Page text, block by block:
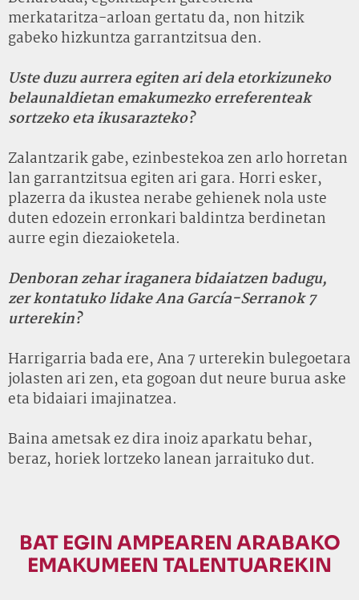
merkataritza-arloan gertatu da, non hitzik
gabeko hizkuntza garrantzitsua den.
Uste duzu aurrera egiten ari dela etorkizuneko
belaunaldietan emakumezko erreferenteak
sortzeko eta ikusarazteko?
Zalantzarik gabe, ezinbestekoa zen arlo horretan
lan garrantzitsua egiten ari gara. Horri esker,
plazerra da ikustea nerabe gehienek nola uste
duten edozein erronkari baldintza berdinetan
aurre egin diezaioketela.
Denboran zehar iraganera bidaiatzen badugu,
zer kontatuko lidake Ana García-Serranok 7
urterekin?
Harrigarria bada ere, Ana 7 urterekin bulegoetara
jolasten ari zen, eta gogoan dut neure burua aske
eta bidaiari imajinatzea.
Baina ametsak ez dira inoiz aparkatu behar,
beraz, horiek lortzeko lanean jarraituko dut.
BAT EGIN AMPEAREN ARABAKO
EMAKUMEEN TALENTUAREKIN